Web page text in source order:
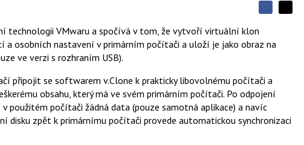
S
d
í
e
t
S
l
e
a
F
c
t
technologii VMwaru a spočívá v tom, že vytvoří virtuální klon
a osobních nastavení v primárním počítači a uloží je jako obraz na
ve verzi s rozhraním USB).
připojit se softwarem v.Clone k prakticky libovolnému počítači a
obsahu, který má ve svém primárním počítači. Po odpojení
použitém počítači žádná data (pouze samotná aplikace) a navíc
disku zpět k primárnímu počítači provede automatickou synchronizaci